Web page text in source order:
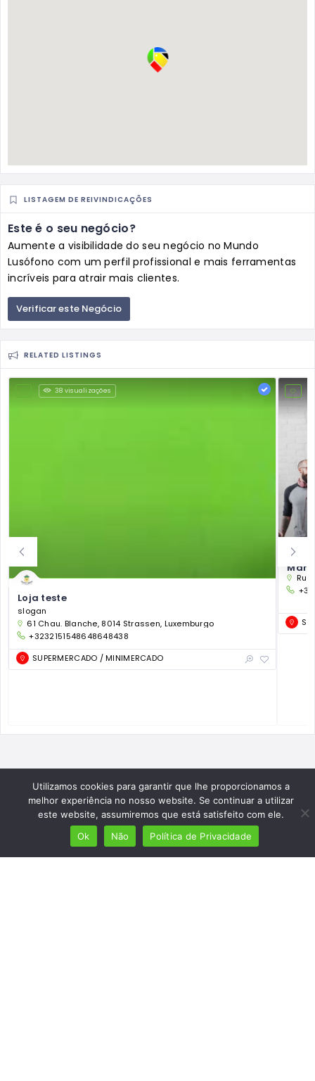
LISTAGEM DE REIVINDICAÇÕES
Este é o seu negócio?
Aumente a visibilidade do seu negócio no Mundo
Lusófono com um perfil profissional e mais ferramentas
incríveis para atrair mais clientes.
Verificar este Negócio
RELATED LISTINGS
38 visualizações
Loja teste
slogan
61 Chau. Blanche, 8014 Strassen, Luxemburgo
+3232151548648648438
SUPERMERCADO / MINIMERCADO
Rue
Utilizamos cookies para garantir que lhe proporcionamos a
melhor experiência no nosso website. Se continuar a utilizar
este website, assumiremos que está satisfeito com ele.
Ok
Não Política de Privacidade